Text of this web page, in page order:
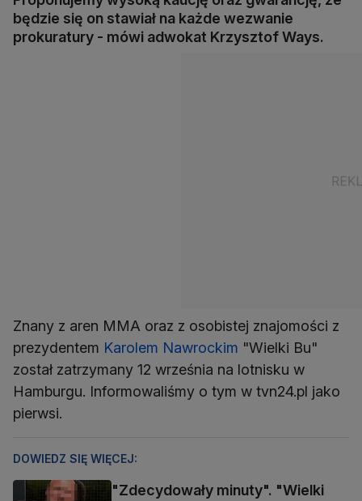
będzie się on stawiał na każde wezwanie
prokuratury - mówi adwokat Krzysztof Ways.
Znany z aren MMA oraz z osobistej znajomości z
prezydentem Karolem Nawrockim "Wielki Bu"
został zatrzymany 12 września na lotnisku w
Hamburgu. Informowaliśmy o tym w tvn24.pl jako
pierwsi.
DOWIEDZ SIĘ WIĘCEJ:
"Zdecydowały minuty". "Wielki